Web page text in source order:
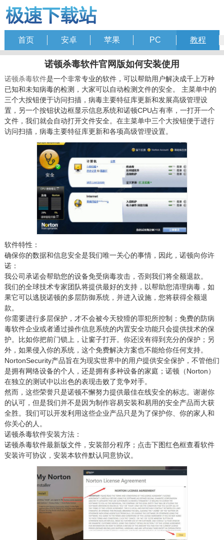
首页 安卓 苹果 PC 教程
诺顿杀毒软件官网版如何安装使用
诺顿杀毒软件是一个非常专业的软件，可以帮助用户解决成千上万种
已知和未知病毒的检测，大家可以自动检测文件的安全。 主菜单中的
三个大按钮便于访问扫描，病毒主要特征库更新和发展高级管理设
置，另一个按钮状边框显示信息系统和诺顿CPU占有率，一打开一个
文件，我们就会自动打开文件安全。在主菜单中三个大按钮便于进行
访问扫描，病毒主要特征库更新和各项高级管理设置。
软件特性：
确保你的数据和信息安全是我们唯一关心的事情，因此，诺顿向你许
诺：
我公司承诺会帮助您的设备免受病毒攻击，否则我们将全额退款。
我们的全球技术专家团队将提供最好的支持，以帮助您清理病毒，如
果它可以逃脱诺顿的多层防御系统，并进入设施，您将获得全额退
款。
你需要进行多层保护，才不会被今天狡猾的罪犯所控制；免费的防病
毒软件企业或者通过操作信息系统的内置安全功能只会提供技术的保
护。比如你把前门锁上，让窗子打开。你还没有得到充分的保护；另
外，如果侵入你的系统，这个免费解决方案也不能给你任何支持。
NortonSecurity产品旨在为现实世界中的用户提供安全保护，不管他们
是拥有网络设备的个人，还是拥有多种设备的家庭；诺顿（Norton）
在独立的测试中以出色的表现击败了竞争对手。
然而，这些荣誉只是诺顿不懈努力提供最佳在线安全的标志。谢谢你
的认可，但是我们并不是因为制作容易安装和易用的安全产品而大获
全胜。我们可以开发利用这些企业产品只是为了保护你、你的家人和
你关心的人。
诺顿杀毒软件安装方法：
诺顿杀毒软件最新版文件，安装部分程序；点击下图红色框查看软件
安装许可协议，安装本软件默认同意协议。